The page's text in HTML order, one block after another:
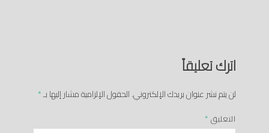
اترك تعليقاً
لن يتم نشر عنوان بريدك الإلكتروني.الحقول الإلزامية مشار إليها بـ*
التعليق *